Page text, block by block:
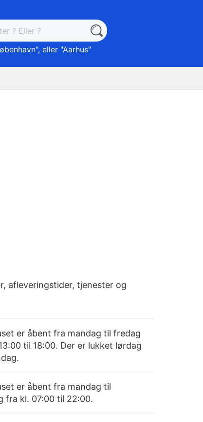
", eller "Aarhus"
afleveringstider, tjenester og
er åbent fra mandag til fredag
til 18:00. Der er lukket lørdag
er åbent fra mandag til
fra kl. 07:00 til 22:00.